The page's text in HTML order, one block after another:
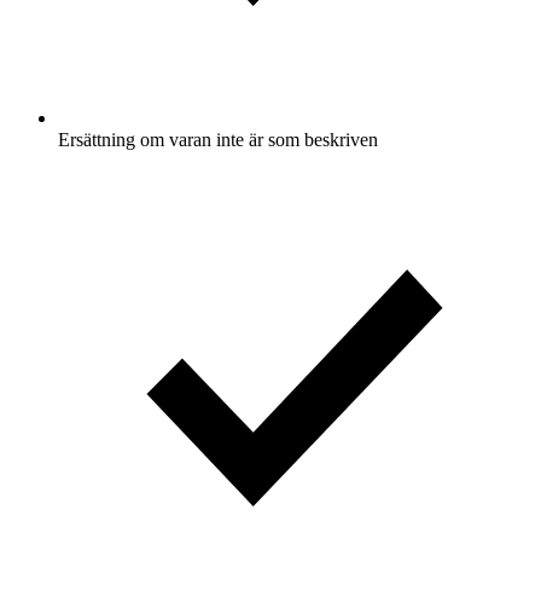
Ersättning om varan inte är som beskriven